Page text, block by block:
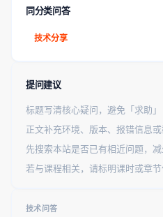
同分类问答
技术分享
提问建议
标题写清核心疑问，避免「求助
正文补充环境、版本、报错信息
先搜索本站是否已有相近问题，
若与课程相关，请标明课时或章
技术问答